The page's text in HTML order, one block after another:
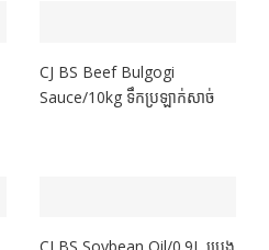
CJ BS Beef Bulgogi
Sauce/10kg ទឹកប្រឡាក់សាច់